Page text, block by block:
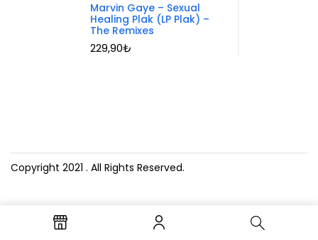
Marvin Gaye – Sexual
Healing Plak (LP Plak) –
The Remixes
229,90₺
Copyright 2021 . All Rights Reserved.